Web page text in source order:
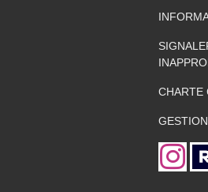
CHARTE